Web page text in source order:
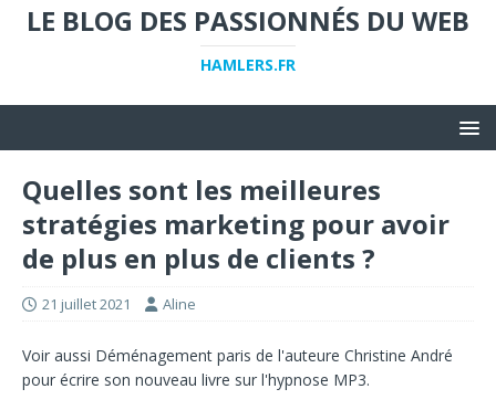
LE BLOG DES PASSIONNÉS DU WEB
HAMLERS.FR
Quelles sont les meilleures
stratégies marketing pour avoir
de plus en plus de clients ?
21 juillet 2021 Aline
Voir aussi Déménagement paris de l'auteure Christine André
pour écrire son nouveau livre sur l'hypnose MP3.